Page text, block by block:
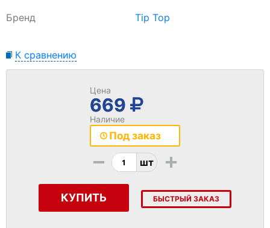
Бренд Tip Top
К сравнению
Цена
669
Наличие
Под заказ
- шт +
КУПИТЬ БЫСТРЫЙ ЗАКАЗ